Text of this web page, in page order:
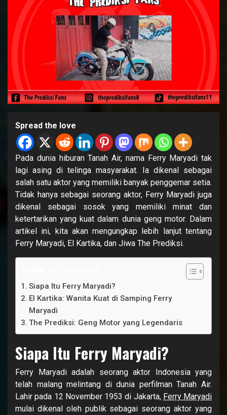
Spread the love
Pada dunia hiburan Tanah Air, nama Ferry Maryadi tak
lagi asing di telinga masyarakat. Ia dikenal sebagai
salah satu aktor yang memiliki banyak penggemar setia.
Tidak hanya sebagai seorang aktor, Ferry Maryadi juga
dikenal sebagai sosok yang memiliki minat dan
ketertarikan yang kuat dalam dunia geng motor. Dalam
artikel ini, kita akan mengungkap lebih lanjut tentang
Ferry Maryadi, El Kartika, dan Jiwa The Prediksi.
Siapa Itu Ferry Maryadi?
El Kartika: Wanita Kuat di Samping Ferry
Maryadi
The Prediksi: Geng Motor yang Legendaris
Siapa Itu Ferry Maryadi?
Ferry Maryadi adalah seorang aktor Indonesia yang
telah malang melintang di dunia perfilman Tanah Air.
Lahir pada 12 November 1953 di Jakarta, Ferry Maryadi
mulai dikenal oleh publik sebagai seorang aktor yang